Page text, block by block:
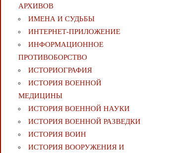
АРХИВОВ
ИМЕНА И СУДЬБЫ
ИНТЕРНЕТ-ПРИЛОЖЕНИЕ
ИНФОРМАЦИОННОЕ
ПРОТИВОБОРСТВО
ИСТОРИОГРАФИЯ
ИСТОРИЯ ВОЕННОЙ
МЕДИЦИНЫ
ИСТОРИЯ ВОЕННОЙ НАУКИ
ИСТОРИЯ ВОЕННОЙ РАЗВЕДКИ
ИСТОРИЯ ВОИН
ИСТОРИЯ ВООРУЖЕНИЯ И